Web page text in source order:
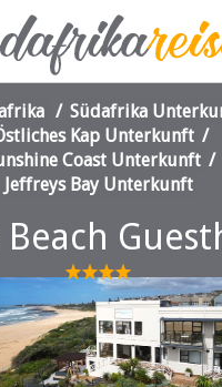
/ Südafrika
Kap Unterkunft /
Coast Unterkunft /
Jeffreys Bay Unterkunft